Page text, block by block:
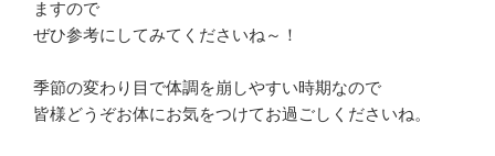
ますので
ぜひ参考にしてみてくださいね～！
季節の変わり目で体調を崩しやすい時期なので
皆様どうぞお体にお気をつけてお過ごしくださいね。